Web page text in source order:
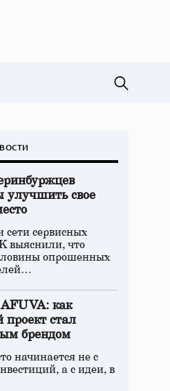
улучшить свое
сети сервисных
выяснили, что
опрошенных
как
стал
брендом
начинается не с
а с идеи, в